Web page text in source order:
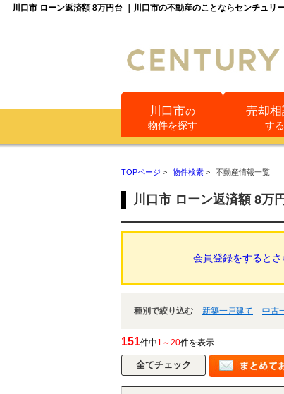
川口市 ローン返済額 8万円台 ｜川口市の不動産のことならセンチュリ
川口市の
物件を探す
売却相
する
TOPページ > 物件検索 > 不動産情報一覧
川口市 ローン返済額 8万
会員登録をするとさ
種別で絞り込む 新築一戸建て 中古
151件中1～20件を表示